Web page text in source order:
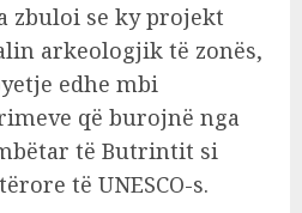
zbuloi se ky projekt
arkeologjik të zonës,
edhe mbi
që burojnë nga
të Butrintit si
të UNESCO-s.